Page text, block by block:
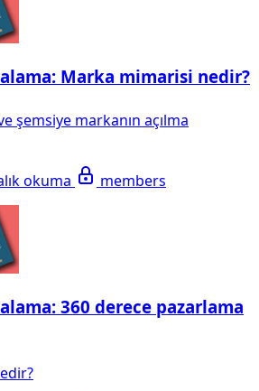
Marka mimarisi nedir?
şemsiye markanın açılma
okuma members
360 derece pazarlama